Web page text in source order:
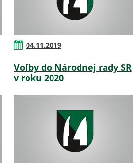
04.11.2019
Voľby do Národnej rady SR
v roku 2020